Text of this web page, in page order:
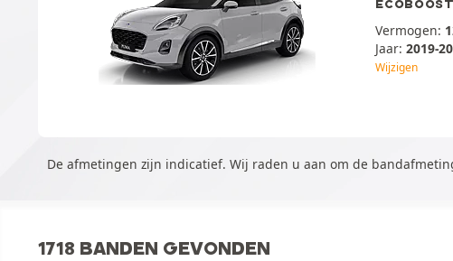
ECOBOOST
Vermogen:
Jaar:2019-
Wijzigen
De afmetingen zijn indicatief. Wij raden u aan om de
1718 BANDEN GEVONDEN